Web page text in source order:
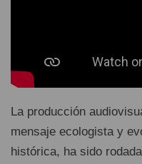
La producción
mensaje ecologista y
histórica, ha sido